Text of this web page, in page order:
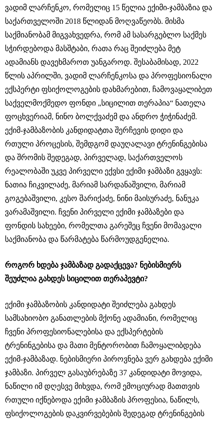
ვადიმ ლარჩენკო, რომელიც 15 წელია ექიმი-ჯამბაზია და
საქართველოში 2018 წლიდან მოღვაწეობს. მისმა
საქმიანობამ მიგვახვედრა, რომ ამ სასარგებლო საქმეს
სჭირდებოდა მასშტაბი, რათა რაც შეიძლება მეტ
ადამიანს დავეხმაროთ უანგაროდ. შესაბამისად, 2022
წლის აპრილში, ვადიმ ლარჩენკოსა და პროფესიონალი
ექსპერტი ფსიქოლოგების დახმარებით, ჩამოვაყალიბეთ
საქველმოქმედო ფონდი „სიცილით თერაპია“ ნათელა
ფოცხვერიამ, ნინო ბოლქვაძემ და ანდრო ჭიჭინაძემ.
ექიმ-ჯამბაზობის კანდიდატთა შერჩევის დიდი და
რთული პროცესის, შემდგომ დაუღალავი ტრენინგებისა
და შრომის შედეგად, პირველად, საქართველოს
რეალობაში უკვე პირველი ექვსი ექიმი ჯამბაზი გვყავს:
ნათია ჩიკვილაძე, მარიამ სარდანაშვილი, მარიამ
გოგებაშვილი, კესო შარიქაძე, ნინი მაისურაძე, ნანუკა
ვარამაშვილი. ჩვენი პირველი ექიმი ჯამბაზები და
ფონდის სახეები, რომელთა გარეშეც ჩვენი მომავალი
საქმიანობა და წარმატება წარმოუდგენელია.
როგორ ხდება ჯამბაზად გადაქცევა? ნებისმიერს
შეუძლია გახდეს სიცილით თერაპევტი?
ექიმი ჯამბაზობის კანდიდატი შეიძლება გახდეს
სამსახიობო განათლების მქონე ადამიანი, რომელიც
ჩვენი პროფესიონალებისა და ექსპერტების
ტრენინგებისა და მათი მენტორობით ჩამოყალიბდება
ექიმ-ჯამბაზად. ნებისმიერი პიროვნება ვერ გახდება ექიმი
ჯამბაზი. პირველ გასაუბრებაზე 37 კანდიდატი მოვიდა,
ნაწილი იმ დღესვე მიხვდა, რომ ემოციურად მათთვის
რთული იქნებოდა ექიმი ჯამბაზის პროფესია, ნაწილს,
ფსიქოლოგების დაკვირვებების შედეგად ტრენინგების